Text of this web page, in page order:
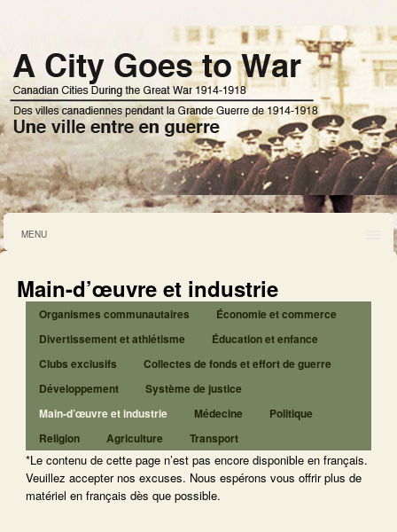
MENU
Main-d’œuvre et industrie
Organismes communautaires
Économie et commerce
Divertissement et athlétisme
Éducation et enfance
Clubs exclusifs
Collectes de fonds et effort de guerre
Développement
Système de justice
Main-d’œuvre et industrie
Médecine
Politique
Religion
Agriculture Transport
*Le contenu de cette page n’est pas encore disponible en français.
Veuillez accepter nos excuses. Nous espérons vous offrir plus de
matériel en français dès que possible.